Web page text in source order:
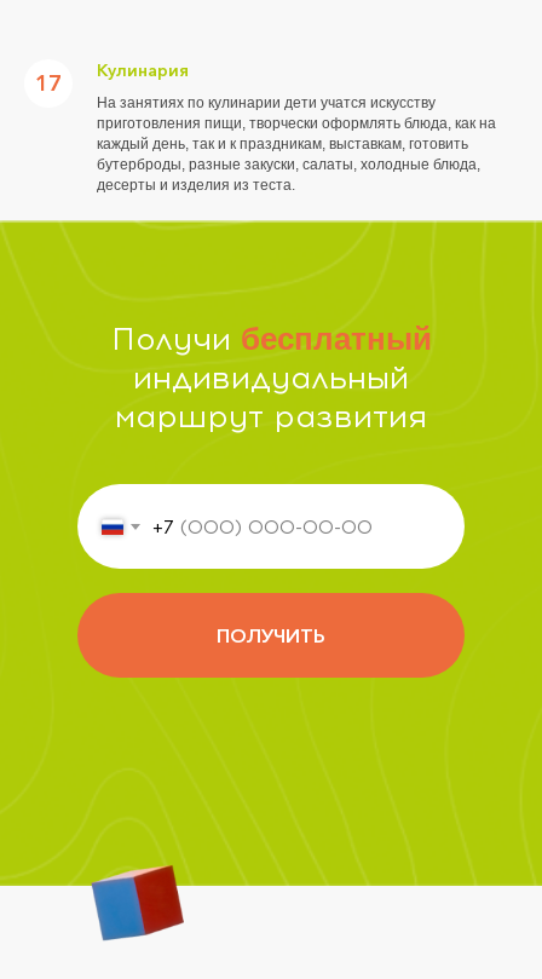
17 Кулинария
На занятиях по кулинарии дети учатся искусству
приготовления пищи, творчески оформлять блюда, как на
каждый день, так и к праздникам, выставкам, готовить
бутерброды, разные закуски, салаты, холодные блюда,
десерты и изделия из теста.
Получи бесплатный
индивидуальный
маршрут развития
+7
ПОЛУЧИТЬ